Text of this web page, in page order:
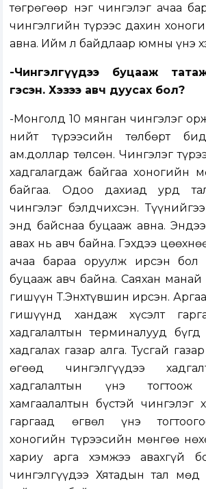
төгрөгөөр нэг чингэлэг ачаа
чингэлгийн түрээс дахин
авна. Ийм л байдлаар юмны үнэ
-Чингэлгүүдээ буцааж
гэсэн. Хэзээ авч дуусах бол?
-Монголд 10 мянган чингэлэг
нийт түрээсийн төлбөрт
ам.доллар төлсөн. Чингэлэг
хадгалагдаж байгаа хоногийн
байгаа. Одоо дахиад урд
чингэлэг бэлдчихсэн.
энд байснаа буцааж авна.
авах нь авч байна. Гэхдээ
ачаа бараа оруулж ирсэн бол
буцааж авч байна. Саяхан
гишүүн Т.Энхтүвшин ирсэн.
гишүүнд хандаж хүсэлт
хадгалалтын терминалууд
хадгалах газар алга. Тусгай
өгөөд чингэлгүүдээ
хадгалалтын үнэ
хамгаалалтын бүстэй чингэлэг
гаргаад өгвөл үнэ
хоногийн түрээсийн мөнгөө
хариу арга хэмжээ авахгүй
чингэлгүүдээ Хятадын тал мөд